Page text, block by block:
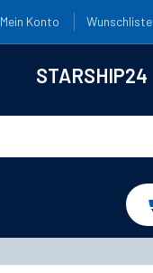
Mein Konto Wunschliste
STARSHIP24